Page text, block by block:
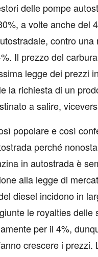
delle pompe
a volte anche del
contro
Il prezzo del
legge dei prezzi
la richiesta di un
a salire,
popolare e così
perché
in autostrada è
alla legge di
diesel incidono in
le royalties
per il 4%,
crescere i prezzi.